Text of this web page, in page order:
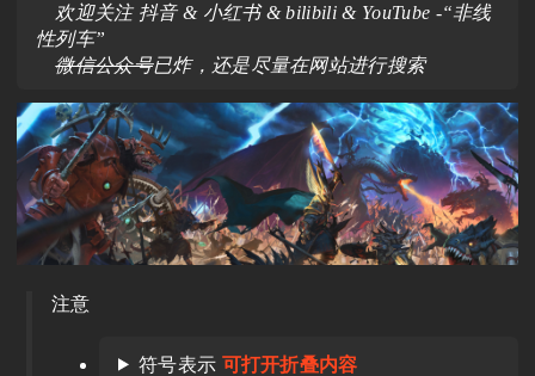
欢迎关注 抖音 & 小红书 & bilibili & YouTube -“非线
性列车”
微信公众号已炸，还是尽量在网站进行搜索
注意
符号表示 可打开折叠内容